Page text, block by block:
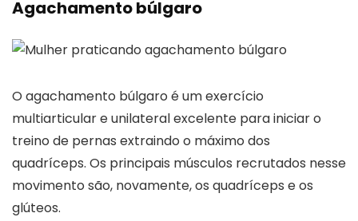
Agachamento búlgaro
O agachamento búlgaro é um exercício
multiarticular e unilateral excelente para iniciar o
treino de pernas extraindo o máximo dos
quadríceps. Os principais músculos recrutados nesse
movimento são, novamente, os quadríceps e os
glúteos.